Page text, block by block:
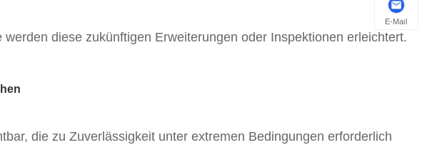
werden diese zukünftigen Erweiterungen oder Inspektionen erleichtert.
die zu Zuverlässigkeit unter extremen Bedingungen erforderlich
E-Mail